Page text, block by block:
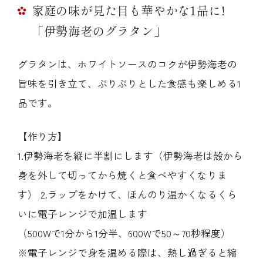
家庭の味が見た目も華やかな1品に!
「伊勢海老のグラタン」
グラタンは、ホワイトソースのコクが伊勢海老の
旨味を引き立て、ぷりぷりとした食感も楽しめる1
品です。
【作り方】
1.伊勢海老を縦に半割にします（伊勢海老は殻から
身を外して切ってから焼くと食べやすくなりま
す） 2.ラップをかけて、ほんのり温かくなるくら
いに電子レンジで加温します
（500Wで1分から1分半、600Wで50～70秒程度）
※電子レンジで身を温める際は、熱し過ぎると縮